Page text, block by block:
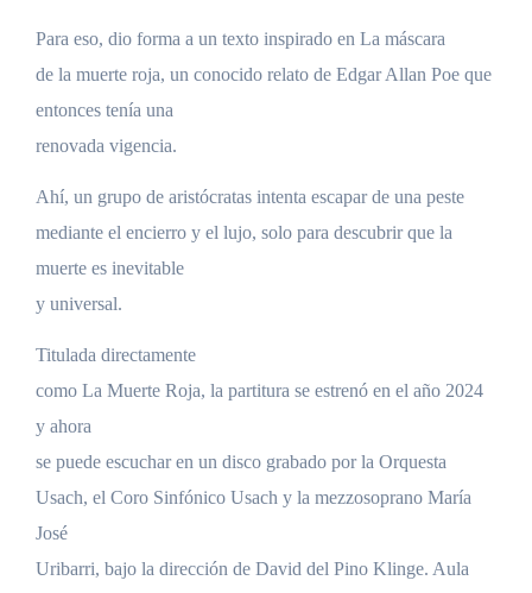
Para eso, dio forma a un texto inspirado en La máscara
de la muerte roja, un conocido relato de Edgar Allan Poe que
entonces tenía una
renovada vigencia.
Ahí, un grupo de aristócratas intenta escapar de una peste
mediante el encierro y el lujo, solo para descubrir que la
muerte es inevitable
y universal.
Titulada directamente
como La Muerte Roja, la partitura se estrenó en el año 2024
y ahora
se puede escuchar en un disco grabado por la Orquesta
Usach, el Coro Sinfónico Usach y la mezzosoprano María
José
Uribarri, bajo la dirección de David del Pino Klinge. Aula